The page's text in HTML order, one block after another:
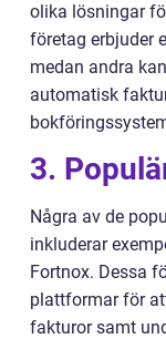
olika lösningar
företag erbjuder
medan andra
automatisk
3.
Några av de
inkluderar
Fortnox. Dessa
plattformar för
fakturor samt